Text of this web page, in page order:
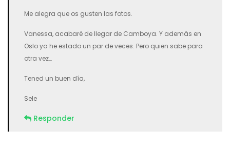
Me alegra que os gusten las fotos.
Vanessa, acabaré de llegar de Camboya. Y además en
Oslo ya he estado un par de veces. Pero quien sabe para
otra vez…
Tened un buen día,
Sele
Responder